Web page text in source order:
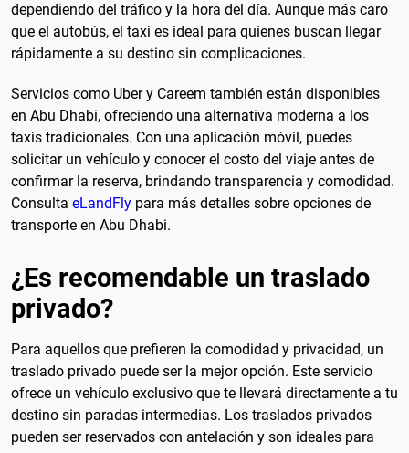
dependiendo del tráfico y la hora del día. Aunque más caro
que el autobús, el taxi es ideal para quienes buscan llegar
rápidamente a su destino sin complicaciones.
Servicios como Uber y Careem también están disponibles
en Abu Dhabi, ofreciendo una alternativa moderna a los
taxis tradicionales. Con una aplicación móvil, puedes
solicitar un vehículo y conocer el costo del viaje antes de
confirmar la reserva, brindando transparencia y comodidad.
Consulta eLandFly para más detalles sobre opciones de
transporte en Abu Dhabi.
¿Es recomendable un traslado
privado?
Para aquellos que prefieren la comodidad y privacidad, un
traslado privado puede ser la mejor opción. Este servicio
ofrece un vehículo exclusivo que te llevará directamente a tu
destino sin paradas intermedias. Los traslados privados
pueden ser reservados con antelación y son ideales para